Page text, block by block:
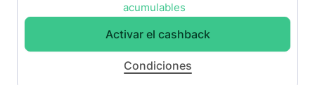
acumulables
Activar el cashback
Condiciones